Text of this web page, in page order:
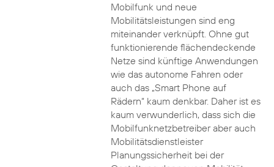
Mobilfunk und neue
Mobilitätsleistungen sind eng
miteinander verknüpft. Ohne gut
funktionierende flächendeckende
Netze sind künftige Anwendungen
wie das autonome Fahren oder
auch das „Smart Phone auf
Rädern“ kaum denkbar. Daher ist es
kaum verwunderlich, dass sich die
Mobilfunknetzbetreiber aber auch
Mobilitätsdienstleister
Planungssicherheit bei der